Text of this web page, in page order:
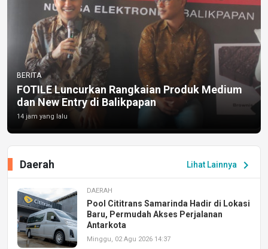
BERITA
FOTILE Luncurkan Rangkaian Produk Medium
dan New Entry di Balikpapan
14 jam yang lalu
Lihat Lainnya chevron_right
Daerah
DAERAH
Pool Cititrans Samarinda Hadir di Lokasi
Baru, Permudah Akses Perjalanan
Antarkota
Minggu, 02 Agu 2026 14:37